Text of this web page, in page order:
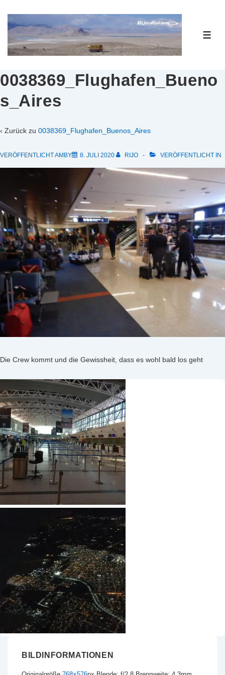
Zum
Inhalt
0038369_Flughafen_Bueno
s_Aires
‹ Zurück zu 0038369_Flughafen_Buenos_Aires
VERÖFFENTLICHT AMBY 8. JULI 2020 RIJO VERÖFFENTLICHT IN
Die Crew kommt und die Gewissheit, dass es wohl bald los geht
BILDINFORMATIONEN